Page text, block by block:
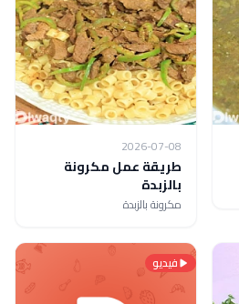
2026-07-08
طريقة عمل مكرونة
بالزبدة
مكرونة بالزبدة
فيديو